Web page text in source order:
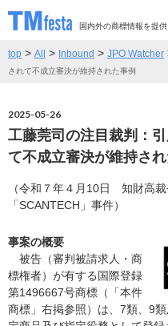
国内外の商標情報を提
SEMINAR/EVENT
CONTRIBUTORS 情報提供
CONTACT お問い合わせ
top > All > Inbound > JPO Watcher
されて不成立審決が維持された事例
2025-05-26
工藤莞司の注目裁判：
て不成立審決が維持され
（令和７年４月10日 知財高
「SCANTECH」事件）
事案の概要
被告（審判被請求人・商
標権者）が有する国際登録
第1496667号商標（「本件
商標」右掲参照）は、7類、9